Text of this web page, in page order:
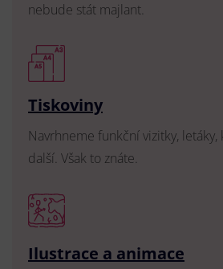
nebude stát majlant.
Tiskoviny
Navrhneme funkční vizitky, letáky,
další. Však to znáte.
Ilustrace a animace